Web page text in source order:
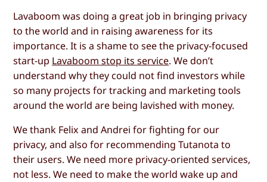
Lavaboom was doing a great job in bringing privacy
to the world and in raising awareness for its
importance. It is a shame to see the privacy-focused
start-up Lavaboom stop its service. We don’t
understand why they could not find investors while
so many projects for tracking and marketing tools
around the world are being lavished with money.
We thank Felix and Andrei for fighting for our
privacy, and also for recommending Tutanota to
their users. We need more privacy-oriented services,
not less. We need to make the world wake up and